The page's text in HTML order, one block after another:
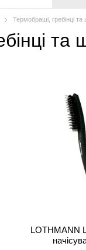
Термобраші, гребінці та
та
LOTHMANN